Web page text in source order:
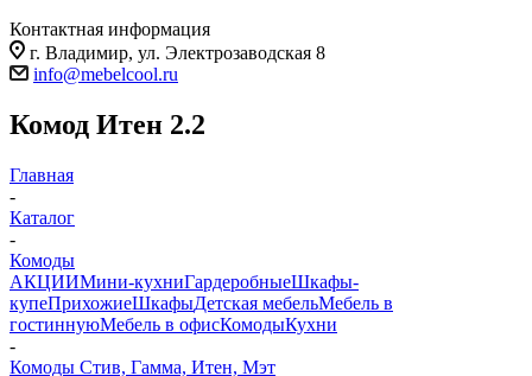
Контактная информация
г. Владимир, ул. Электрозаводская 8
info@mebelcool.ru
Комод Итен 2.2
Главная
-
Каталог
-
Комоды
АКЦИИМини-кухниГардеробныеШкафы-
купеПрихожиеШкафыДетская мебельМебель в
гостиннуюМебель в офисКомодыКухни
-
Комоды Стив, Гамма, Итен, Мэт